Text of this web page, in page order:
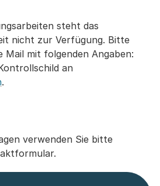
steht das
nicht zur Verfügung. Bitte
Mail mit folgenden Angaben:
an
.
verwenden Sie bitte